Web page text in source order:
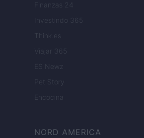
Finanzas 24
Investindo 365
Think.es
Viajar 365
ES Newz
Pet Story
Encocina
NORD AMERICA